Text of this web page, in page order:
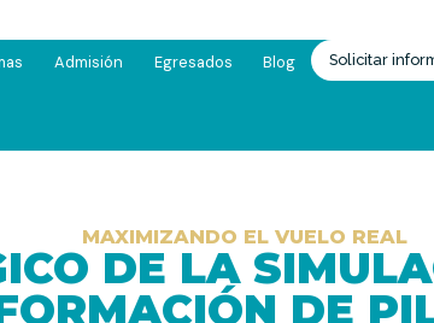
Admisión Egresados Blog Solicitar
MAXIMIZANDO EL VUELO REAL
DE LA
DE